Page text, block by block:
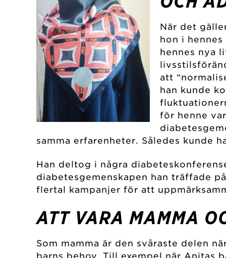
När det
hon i
hennes nya
att
han kunde
för henne
samma erfarenheter. Således kunde
Han deltog i några
diabetesgemenskapen han träffade
flertal kampanjer för att
ATT VARA MAMMA
Som mamma är den svåraste delen